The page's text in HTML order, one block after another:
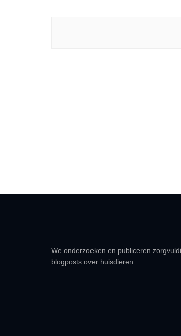
We onderzoeken en publiceren
blogposts over huisdieren.